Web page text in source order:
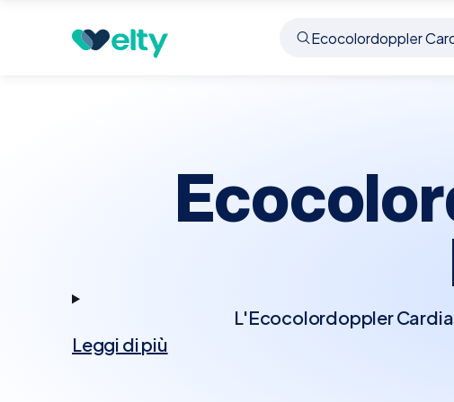
Prenota visita Ecocolordoppler Cardiaco Pedrengo
L'Ecocolordoppler
Leggi di più